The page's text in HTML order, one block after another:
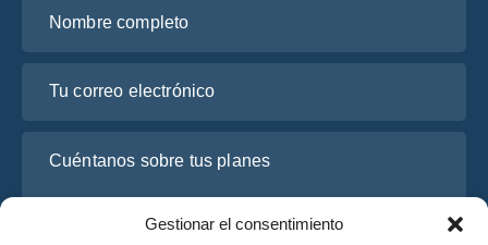
Gestionar el consentimiento